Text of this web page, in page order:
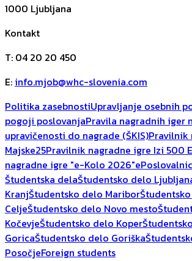
1000 Ljubljana
Kontakt
T: 04 20 20 450
E: info.mjob@whc-slovenia.com
Politika zasebnostiUpravljanje osebnih
pogoji poslovanjaPravila nagradnih iger
upravičenosti do nagrade (ŠKIS)Pravilnik
Majske25Pravilnik nagradne igre Izi 500
nagradne igre "e-Kolo 2026"
Študentska delaŠtudentsko delo
KranjŠtudentsko delo Maribor
CeljeŠtudentsko delo Novo mesto
KočevjeŠtudentsko delo Koper
GoricaŠtudentsko delo Goriška
PosočjeForeign students